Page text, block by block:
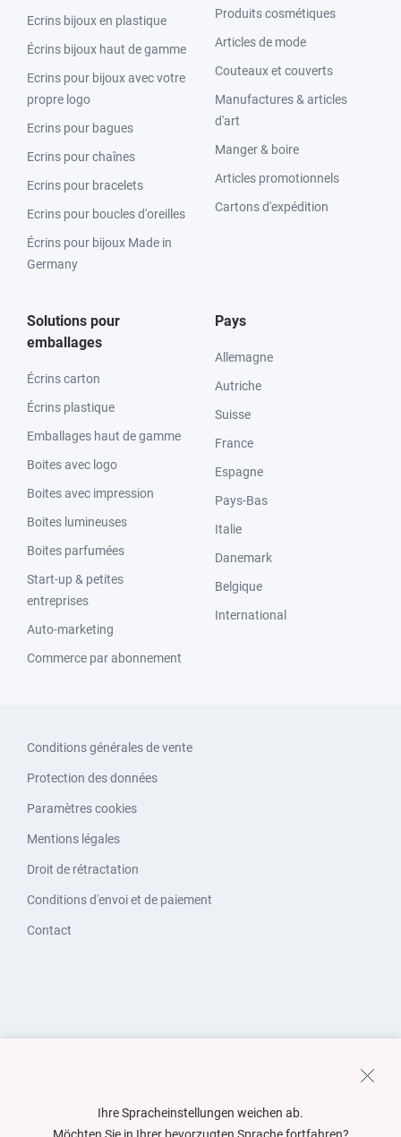
Ecrins bijoux en plastique
Écrins bijoux haut de gamme
Ecrins pour bijoux avec votre
propre logo
Ecrins pour bagues
Ecrins pour chaînes
Ecrins pour bracelets
Ecrins pour boucles d'oreilles
Écrins pour bijoux Made in
Germany
Produits cosmétiques
Articles de mode
Couteaux et couverts
Manufactures & articles
d'art
Manger & boire
Articles promotionnels
Cartons d'expédition
Solutions pour
emballages
Écrins carton
Écrins plastique
Emballages haut de gamme
Boites avec logo
Boites avec impression
Boites lumineuses
Boites parfumées
Start-up & petites
entreprises
Auto-marketing
Commerce par abonnement
Pays
Allemagne
Autriche
Suisse
France
Espagne
Pays-Bas
Italie
Danemark
Belgique
International
Conditions générales de vente
Protection des données
Paramètres cookies
Mentions légales
Droit de rétractation
Conditions d'envoi et de paiement
Contact
Ihre Spracheinstellungen weichen ab.